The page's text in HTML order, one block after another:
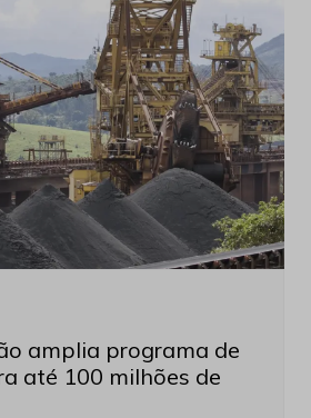
amplia programa de
até 100 milhões de